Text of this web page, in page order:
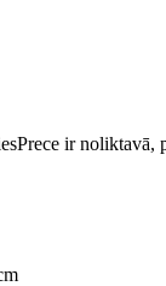
Prece ir noliktavā,